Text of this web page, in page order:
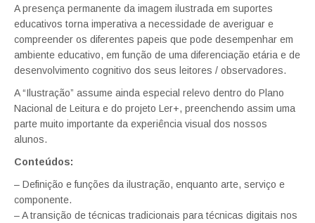
A presença permanente da imagem ilustrada em suportes
educativos torna imperativa a necessidade de averiguar e
compreender os diferentes papeis que pode desempenhar em
ambiente educativo, em função de uma diferenciação etária e de
desenvolvimento cognitivo dos seus leitores / observadores.
A “Ilustração” assume ainda especial relevo dentro do Plano
Nacional de Leitura e do projeto Ler+, preenchendo assim uma
parte muito importante da experiência visual dos nossos
alunos.
Conteúdos:
– Definição e funções da ilustração, enquanto arte, serviço e
componente.
– A transição de técnicas tradicionais para técnicas digitais nos